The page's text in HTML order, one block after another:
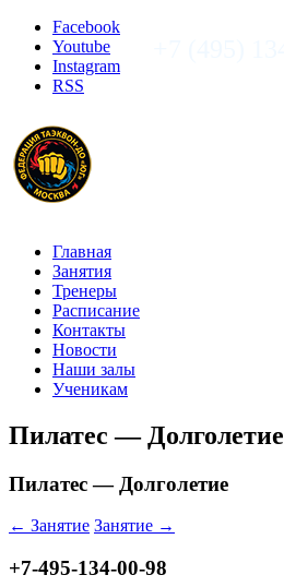
Facebook
Youtube
Instagram
RSS
Главная
Занятия
Тренеры
Расписание
Контакты
Новости
Наши залы
Ученикам
Пилатес — Долголетие
Пилатес — Долголетие
← Занятие Занятие →
+7-495-134-00-98